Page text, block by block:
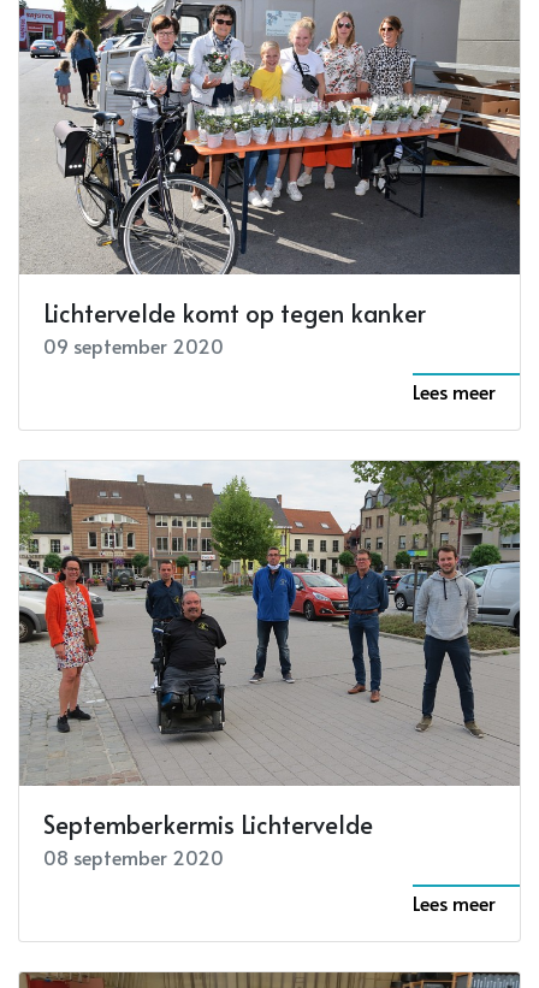
Lichtervelde komt op tegen kanker
09 september 2020
Lees meer
Septemberkermis Lichtervelde
08 september 2020
Lees meer